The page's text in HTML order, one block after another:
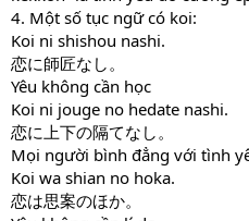
4. Một số tục ngữ có koi:
Koi ni shishou nashi.
恋に師匠なし。
Yêu không cần học
Koi ni jouge no hedate nashi.
恋に上下の隔てなし。
Mọi người bình đẳng với tình
Koi wa shian no hoka.
恋は思案のほか。